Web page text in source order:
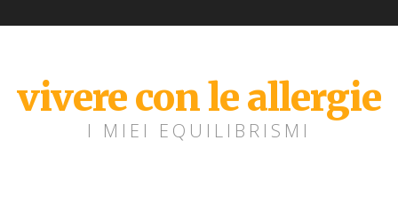
vivere con le allergie
I MIEI EQUILIBRISMI